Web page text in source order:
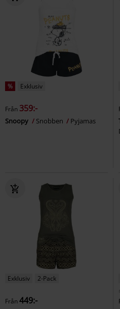
% Exklusiv
Från 359:-
Snoopy Snobben Pyjamas
Exklusiv 2-Pack
Från449:-